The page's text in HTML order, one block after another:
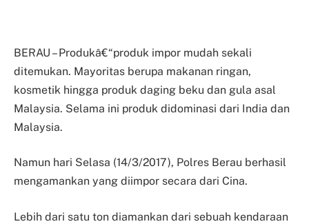
BERAU – Produkâ€“produk impor mudah sekali
ditemukan. Mayoritas berupa makanan ringan,
kosmetik hingga produk daging beku dan gula asal
Malaysia. Selama ini produk didominasi dari India dan
Malaysia.
Namun hari Selasa (14/3/2017), Polres Berau berhasil
mengamankan yang diimpor secara dari Cina.
Lebih dari satu ton diamankan dari sebuah kendaraan